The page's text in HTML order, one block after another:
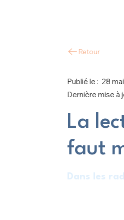
Retour
Publié le : 28
Dernière mise à
La
faut
Dans les